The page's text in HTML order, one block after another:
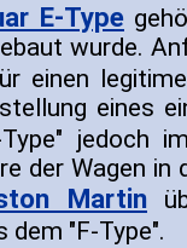
E-Type
wurde.
einen
eines
jedoch
der Wagen
Martin
dem "F-Type".